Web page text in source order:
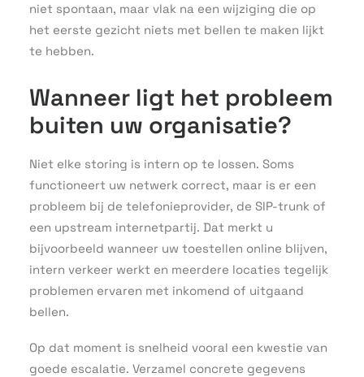
niet spontaan, maar vlak na een wijziging die op
het eerste gezicht niets met bellen te maken lijkt
te hebben.
Wanneer ligt het probleem
buiten uw organisatie?
Niet elke storing is intern op te lossen. Soms
functioneert uw netwerk correct, maar is er een
probleem bij de telefonieprovider, de SIP-trunk of
een upstream internetpartij. Dat merkt u
bijvoorbeeld wanneer uw toestellen online blijven,
intern verkeer werkt en meerdere locaties tegelijk
problemen ervaren met inkomend of uitgaand
bellen.
Op dat moment is snelheid vooral een kwestie van
goede escalatie. Verzamel concrete gegevens